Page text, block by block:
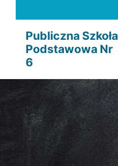
Publiczna Szkoła
Podstawowa Nr
6